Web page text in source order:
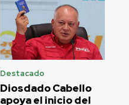
Destacado
Diosdado Cabello
apoya el inicio del